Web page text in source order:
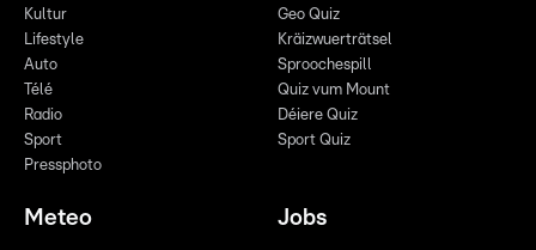
Kultur
Lifestyle
Auto
Télé
Radio
Sport
Pressphoto
Geo Quiz
Kräizwuerträtsel
Sproochespill
Quiz vum Mount
Déiere Quiz
Sport Quiz
Meteo Jobs